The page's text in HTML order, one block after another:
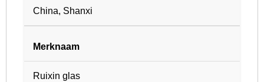
China, Shanxi
Merknaam
Ruixin glas